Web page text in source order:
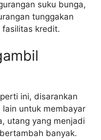
suku bunga,
tunggakan
fasilitas kredit.
ini, disarankan
untuk membayar
utang yang menjadi
banyak.